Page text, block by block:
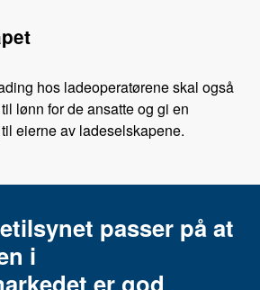
hos ladeoperatørene skal også
lønn for de ansatte og gi en
eierne av ladeselskapene.
passer på at
i
er god